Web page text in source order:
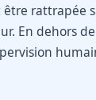
rattrapée
En dehors